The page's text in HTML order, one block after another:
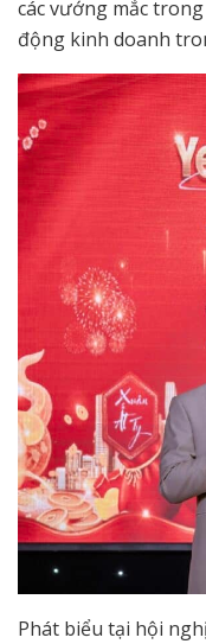
các vướng mắc
động kinh doanh
Phát biểu tại hội